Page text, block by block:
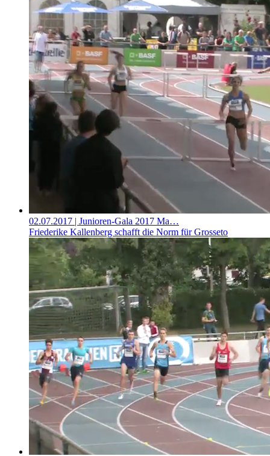
02.07.2017 | Junioren-Gala 2017 Ma…
Friederike Kallenberg schafft die Norm für Grosseto